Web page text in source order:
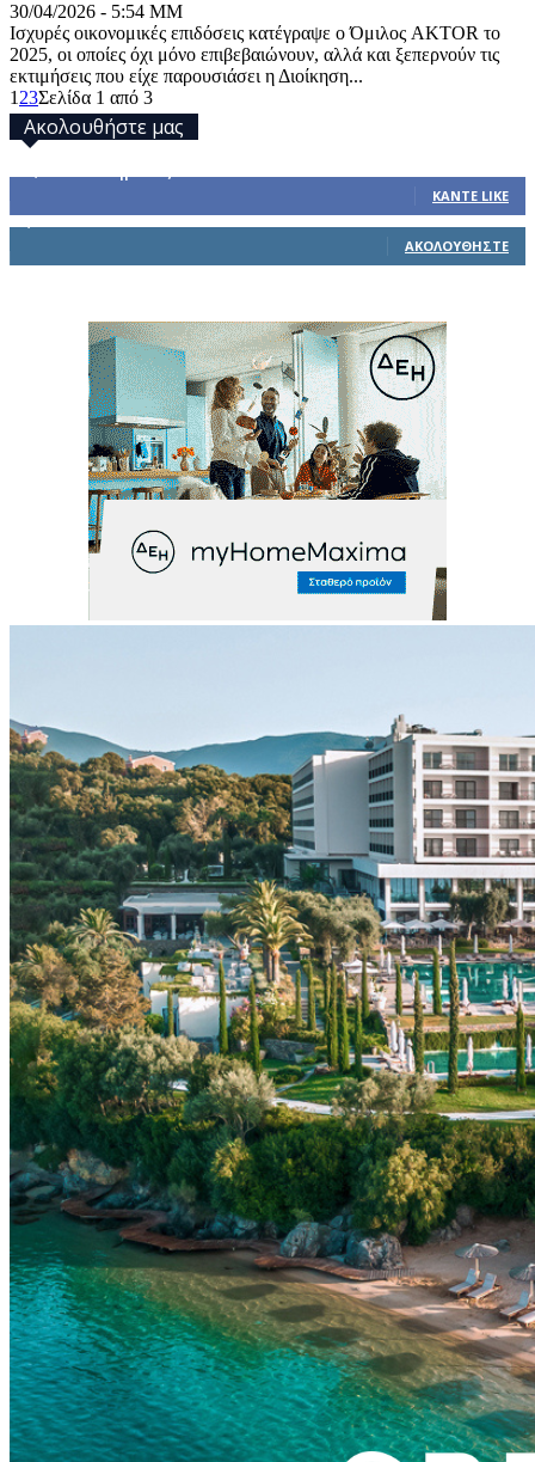
30/04/2026 - 5:54 ΜΜ
Ισχυρές οικονομικές επιδόσεις κατέγραψε ο Όμιλος AKTOR το
2025, οι οποίες όχι μόνο επιβεβαιώνουν, αλλά και ξεπερνούν τις
εκτιμήσεις που είχε παρουσιάσει η Διοίκηση...
1 23Σελίδα 1 από 3
Ακολουθήστε μας
ΚΆΝΤΕ LIKE
ΑΚΟΛΟΥΘΉΣΤΕ